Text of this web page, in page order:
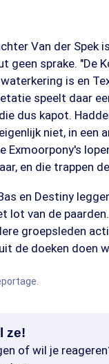
Van der Spek
geen sprake. "De
is en
speelt daar
dus kapot.
niet, in een
Exmoorpony's
en die trappen
en Destiny
lot van de
groepsleden
de doeken doen
ze!
of wil je